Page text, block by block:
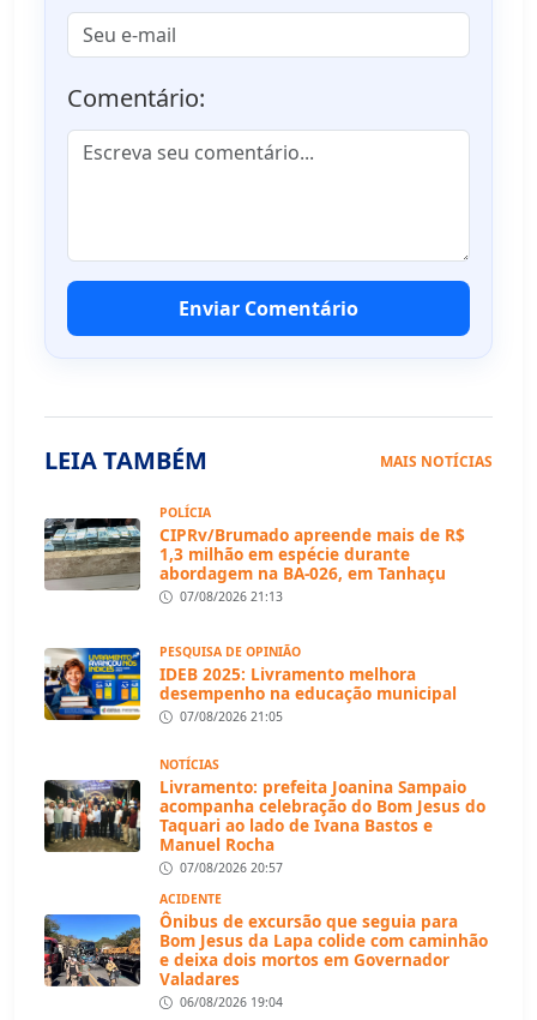
Comentário:
Enviar Comentário
LEIA TAMBÉM MAIS NOTÍCIAS
POLÍCIA
CIPRv/Brumado apreende mais de R$
1,3 milhão em espécie durante
abordagem na BA-026, em Tanhaçu
07/08/2026 21:13
PESQUISA DE OPINIÃO
IDEB 2025: Livramento melhora
desempenho na educação municipal
07/08/2026 21:05
NOTÍCIAS
Livramento: prefeita Joanina Sampaio
acompanha celebração do Bom Jesus do
Taquari ao lado de Ivana Bastos e
Manuel Rocha
07/08/2026 20:57
ACIDENTE
Ônibus de excursão que seguia para
Bom Jesus da Lapa colide com caminhão
e deixa dois mortos em Governador
Valadares
06/08/2026 19:04